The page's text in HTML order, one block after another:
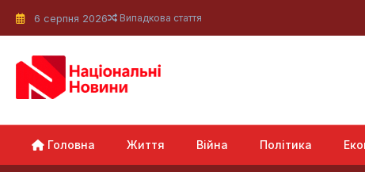
6 серпня 2026 Випадкова стаття
Головна Життя Війна Політика